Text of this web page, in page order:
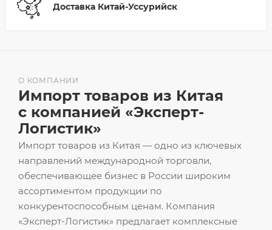
Доставка Китай-Уссурийск
Импорт товаров из Китая — одно из ключевых
направлений международной торговли,
обеспечивающее бизнес в России широким
ассортиментом продукции по
конкурентоспособным ценам. Компания
«Эксперт-Логистик» предлагает комплексные
О КОМПАНИИ
Импорт товаров из Китая
с компанией «Эксперт-
Логистик»